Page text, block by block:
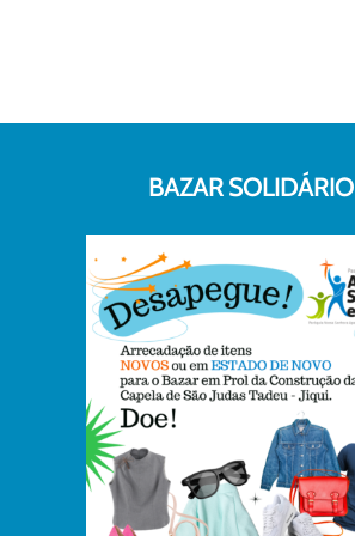
BAZAR SOLIDÁRIO